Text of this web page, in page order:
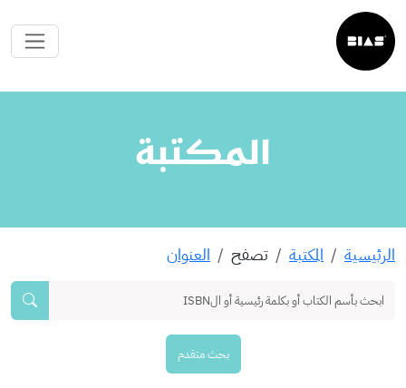
المكتبة
الرئيسية المكتبة تصفح العنوان
بحث متقدم